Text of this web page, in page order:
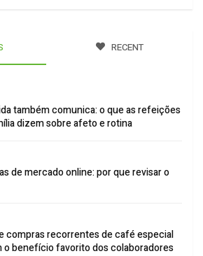
RECENT
também comunica: o que as refeições
dizem sobre afeto e rotina
de mercado online: por que revisar o
compras recorrentes de café especial
o benefício favorito dos colaboradores